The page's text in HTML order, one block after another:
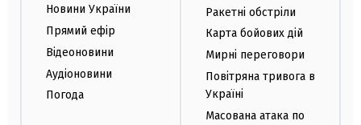
Новини України
Прямий ефір
Відеоновини
Аудіоновини
Погода
Ракетні обстріли
Карта бойових дій
Мирні переговори
Повітряна тривога в
Україні
Масована атака по